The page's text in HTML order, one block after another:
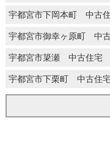
宇都宮市下岡本町 中古
宇都宮市御幸ヶ原町 中
宇都宮市簗瀬 中古住宅
宇都宮市下栗町 中古住